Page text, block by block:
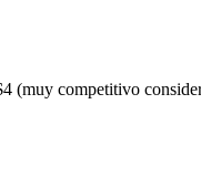
(muy competitivo